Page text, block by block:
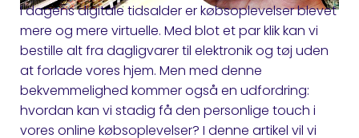
I dagens digitale tidsalder er købsoplevelser blevet
mere og mere virtuelle. Med blot et par klik kan vi
bestille alt fra dagligvarer til elektronik og tøj uden
at forlade vores hjem. Men med denne
bekvemmelighed kommer også en udfordring:
hvordan kan vi stadig få den personlige touch i
vores online købsoplevelser? I denne artikel vil vi